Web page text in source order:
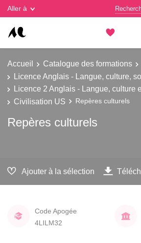
Aller à
Accueil Catalogue des formations
Licence Anglais - Langue, culture,
Licence 2 Anglais - Langue, culture
Civilisation US
Repères culturels
Repères culturels
Ajouter à la sélection
Code Apogée
4LILM32
Gestion des cookies